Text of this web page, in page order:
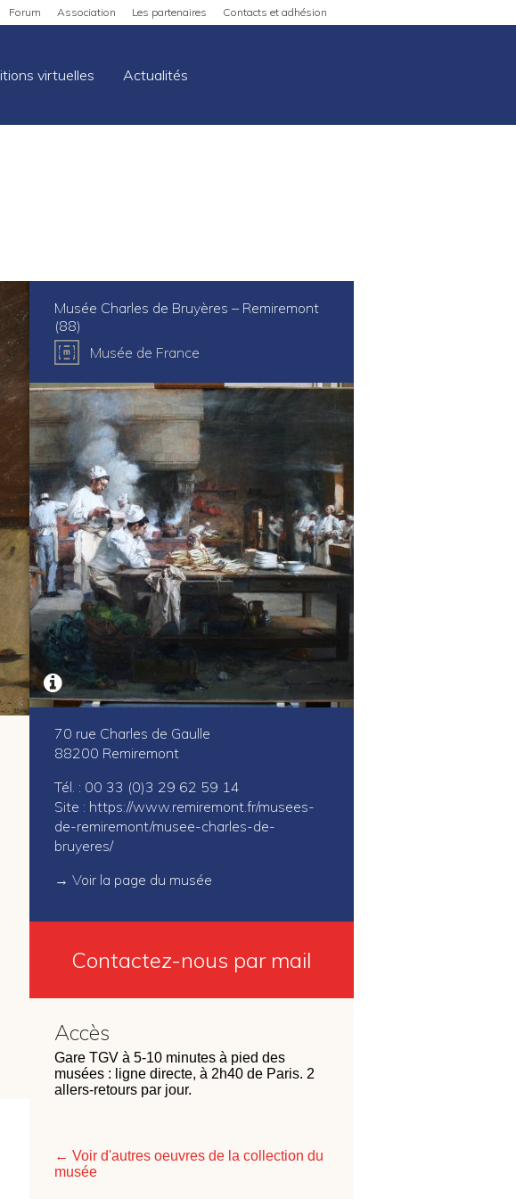
Forum Association Les partenaires Contacts et adhésion
virtuelles Actualités
Musée Charles de Bruyères – Remiremont
(88)
Musée de France
70 rue Charles de Gaulle
88200 Remiremont
Tél. : 00 33 (0)3 29 62 59 14
Site : https://www.remiremont.fr/musees-
de-remiremont/musee-charles-de-
bruyeres/
→ Voir la page du musée
Contactez-nous par mail
Accès
Gare TGV à 5-10 minutes à pied des
musées : ligne directe, à 2h40 de Paris. 2
allers-retours par jour.
← Voir d'autres oeuvres de la collection du
musée